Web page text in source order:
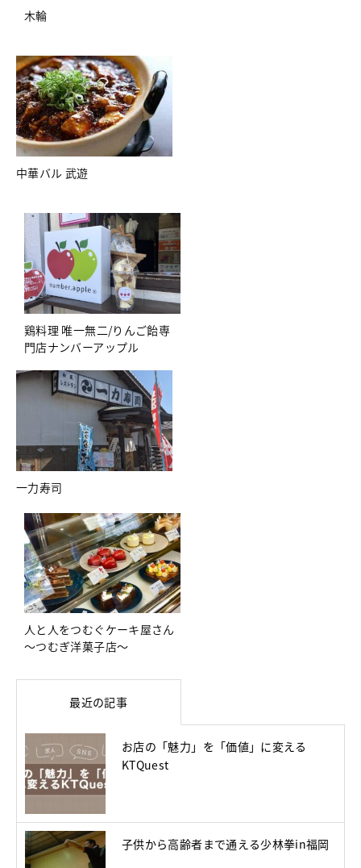
木輪
中華バル 武遊
鶏料理 唯一無二/りんご飴専
門店ナンバーアップル
一力寿司
人と人をつむぐケーキ屋さん
～つむぎ洋菓子店～
最近の記事
お店の「魅力」を「価値」に変える
KTQuest
子供から高齢者まで通える少林拳in福岡